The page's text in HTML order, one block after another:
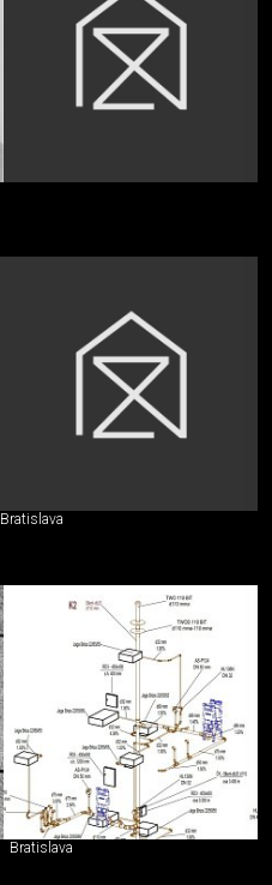
Bratislava
Bratislava